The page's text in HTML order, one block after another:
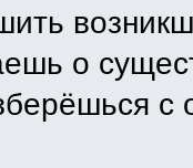
о
с